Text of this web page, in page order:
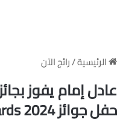
الرئيسية/رائج الآن
عادل إمام يفوز
حفل جوائز Joy Awards 2024